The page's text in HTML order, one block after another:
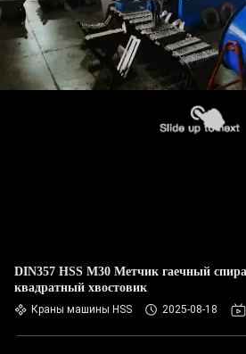
DIN357 HSS M30 Метчик гаечный
квадратный хвостовик
Краны машины HSS 2025-08-18